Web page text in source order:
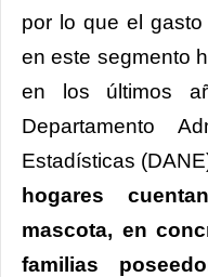
por lo que el
en este segmento
en los últimos
Departamento
Estadísticas
hogares
mascota, en
familias